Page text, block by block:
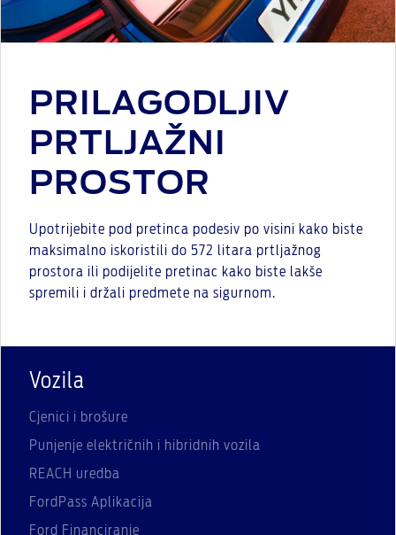
PRILAGODLJIV
PRTLJAŽNI
PROSTOR
Upotrijebite pod pretinca podesiv po visini kako biste
maksimalno iskoristili do 572 litara prtljažnog
prostora ili podijelite pretinac kako biste lakše
spremili i držali predmete na sigurnom.
Vozila
Cjenici i brošure
Punjenje električnih i hibridnih vozila
REACH uredba
FordPass Aplikacija
Ford Financiranje